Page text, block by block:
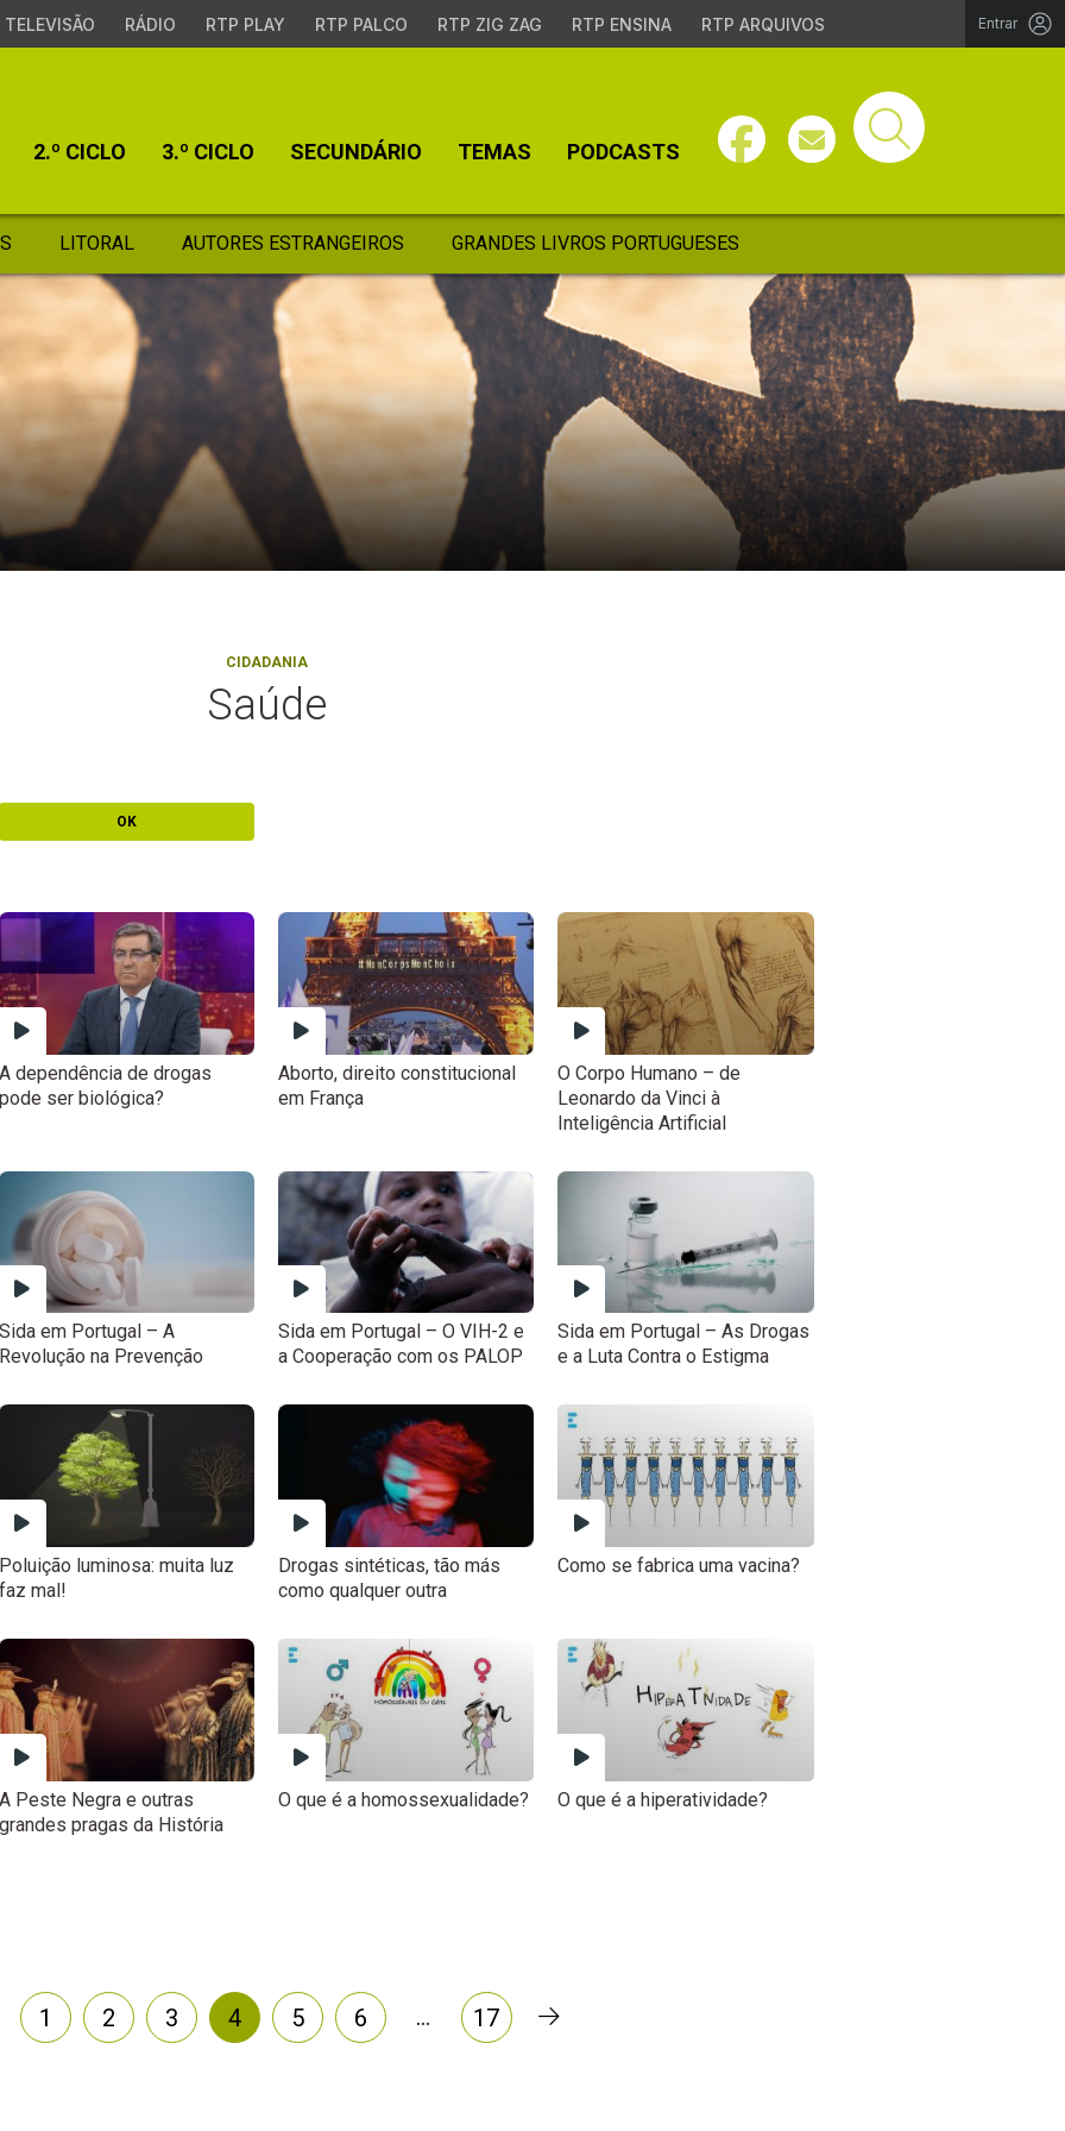
TELEVISÃO RÁDIO RTP PLAY RTP PALCO RTP ZIG ZAG RTP ENSINA RTP ARQUIVOS Entrar
2.º CICLO 3.º CICLO SECUNDÁRIO TEMAS PODCASTS
LITORAL AUTORES ESTRANGEIROS GRANDES LIVROS PORTUGUESES
CIDADANIA
Saúde
OK
A dependência de drogas
pode ser biológica?
Aborto, direito constitucional
em França
O Corpo Humano – de
Leonardo da Vinci à
Inteligência Artificial
Sida em Portugal – A
Revolução na Prevenção
Sida em Portugal – O VIH-2 e
a Cooperação com os PALOP
Sida em Portugal – As Drogas
e a Luta Contra o Estigma
Poluição luminosa: muita luz
faz mal!
Drogas sintéticas, tão más
como qualquer outra
Como se fabrica uma vacina?
A Peste Negra e outras
grandes pragas da História
O que é a homossexualidade? O que é a hiperatividade?
1 2 3 4 5 6 … 17